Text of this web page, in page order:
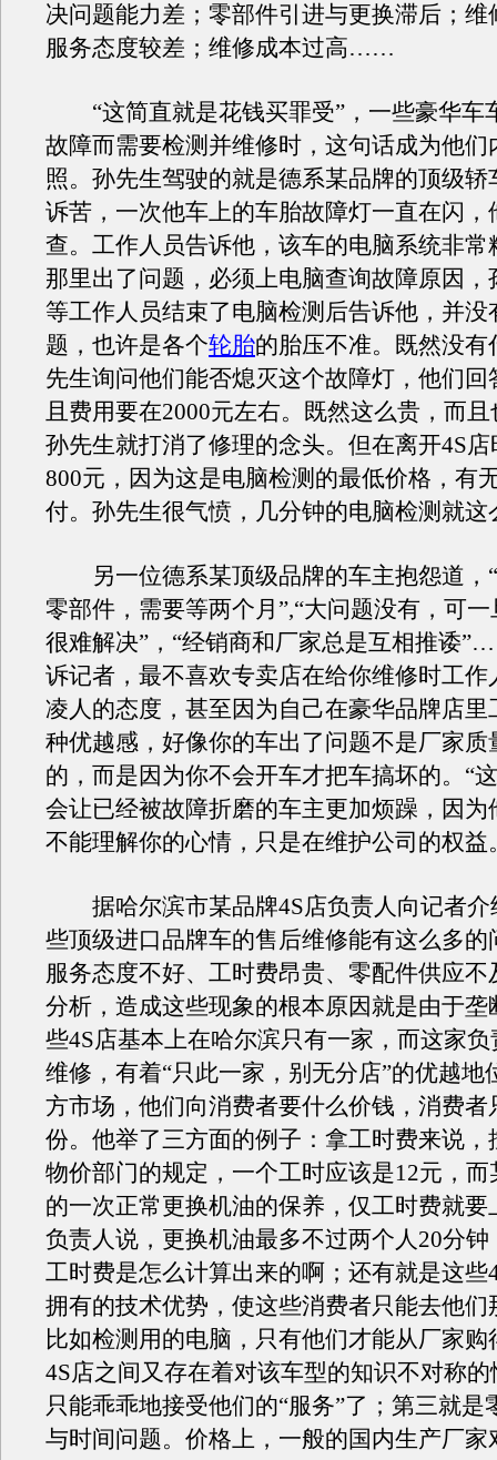
决问题能力差；零部件引进与更换滞后；维
服务态度较差；维修成本过高……
“这简直就是花钱买罪受”，一些豪华车
故障而需要检测并维修时，这句话成为他们
照。孙先生驾驶的就是德系某品牌的顶级轿
诉苦，一次他车上的车胎故障灯一直在闪，
查。工作人员告诉他，该车的电脑系统非常
那里出了问题，必须上电脑查询故障原因，
等工作人员结束了电脑检测后告诉他，并没
题，也许是各个轮胎的胎压不准。既然没有
先生询问他们能否熄灭这个故障灯，他们回
且费用要在2000元左右。既然这么贵，而
孙先生就打消了修理的念头。但在离开4S
800元，因为这是电脑检测的最低价格，有
付。孙先生很气愤，几分钟的电脑检测就这
另一位德系某顶级品牌的车主抱怨道，
零部件，需要等两个月”,“大问题没有，可
很难解决”，“经销商和厂家总是互相推诿
诉记者，最不喜欢专卖店在给你维修时工作
凌人的态度，甚至因为自己在豪华品牌店里
种优越感，好像你的车出了问题不是厂家质
的，而是因为你不会开车才把车搞坏的。“
会让已经被故障折磨的车主更加烦躁，因为
不能理解你的心情，只是在维护公司的权益
据哈尔滨市某品牌4S店负责人向记者介
些顶级进口品牌车的售后维修能有这么多的
服务态度不好、工时费昂贵、零配件供应不
分析，造成这些现象的根本原因就是由于垄
些4S店基本上在哈尔滨只有一家，而这家
维修，有着“只此一家，别无分店”的优越地
方市场，他们向消费者要什么价钱，消费者
份。他举了三方面的例子：拿工时费来说，
物价部门的规定，一个工时应该是12元，
的一次正常更换机油的保养，仅工时费就要
负责人说，更换机油最多不过两个人20分
工时费是怎么计算出来的啊；还有就是这些
拥有的技术优势，使这些消费者只能去他们
比如检测用的电脑，只有他们才能从厂家购
4S店之间又存在着对该车型的知识不对称
只能乖乖地接受他们的“服务”了；第三就是
与时间问题。价格上，一般的国内生产厂家